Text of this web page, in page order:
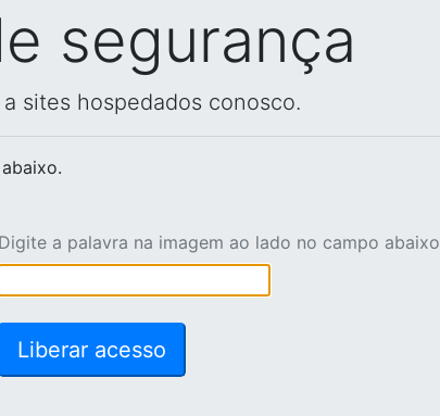
segurança
sites hospedados conosco.
Digite a palavra na imagem ao lado no campo abaixo